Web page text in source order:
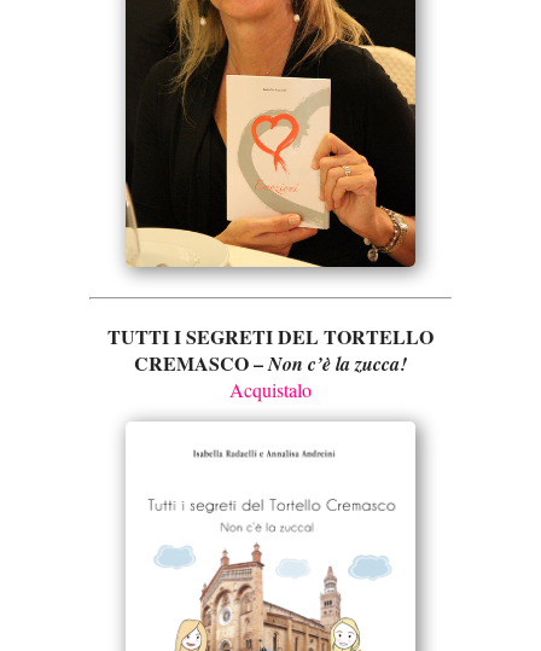
TUTTI I SEGRETI DEL TORTELLO
CREMASCO –Non c’è la zucca!
Acquistalo